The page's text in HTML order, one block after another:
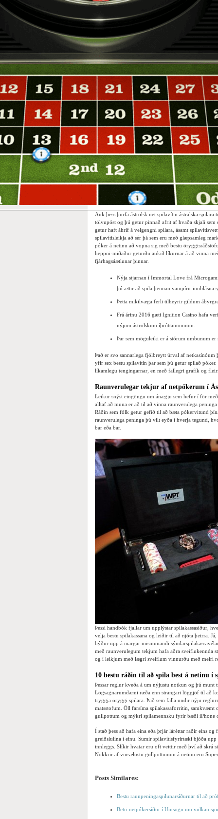
Auk þess þurfa áströlsk net spilavítin ástralska
tölvupóst og þú getur pinnað afrit af hvaða skjali
getur haft áhrif á velgengni spilara, ásamt
spilavítisleikja að sér þá sem eru með glæpsamleg
póker á netinu að vopna sig með bestu
heppni-miðaður geturðu aukið líkurnar á að vinna
fjárhagsáætlunar þinnar.
Nýja stjarnan í Immortal Love frá
þú ættir að spila þennan vampíru-innblásna
Þetta mikilvæga ferli tilheyrir gildum
Frá árinu 2016 gæti Ignition Casino hafa
nýjum áströlskum íþróttamönnum.
Þar sem möguleiki er á stórum umbunum
Það er svo sannarlega fjölbreytt úrval af
yfir sex bestu spilavítin þar sem þú getur spilað
líkamlegu tengingarnar, en með fallegri grafík og
Raunverulegar tekjur af netpókerum í
Leikur snýst eingöngu um ánægju sem hefur í för
alltaf að muna er að til að vinna raunverulega
Ráðin sem fólk getur gefið til að bæta pókervitund
raunverulega peninga þú vilt eyða í hverja tegund,
bar eða bar.
Þessi handbók fjallar um upplýstar spilakassasíður,
velja bestu spilakassana og leiðir til að njóta þeirra.
býður upp á margar mismunandi
með raunverulegum tekjum hafa aðra
og í leikjum með lægri sveiflum vinnurðu með meiri
10 bestu ráðin til að spila best á netinu í
Þessar reglur kveða á um nýjustu notkun og þú munt
Lögsagnarumdæmi ræða enn strangari löggjöf til að
tryggja öryggi spilara. Það sem falla undir nýju
matsstofum. Öll farsíma spilakassaforritin,
gullpottum og mýkri spilamennsku fyrir bæði iPhone
Í stað þess að hafa eina eða þrjár láréttar raðir eins
greiðslulína í einu. Sumir spilavítisfyrirtæki bjóða upp
innleggs. Slíkir hvatar eru oft veittir með því að skrá
Nokkrir af vinsælustu gullpottunum á netinu eru
Posts Similares:
Bestu raunpeningaspilunarsíðurnar til að
Betri netpókersíður í Umsögn um vulkan